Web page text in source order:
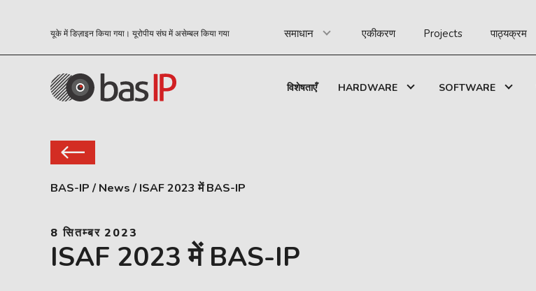
यूके में डिज़ाइन किया गया। यूरोपीय संघ में असेम्बल किया गया समाधान एकीकरण Projects पाठ्यक्रम
विशेषताएँ HARDWARE SOFTWARE
BAS-IP / News / ISAF 2023 में BAS-IP
8 सितम्बर 2023
ISAF 2023 में BAS-IP